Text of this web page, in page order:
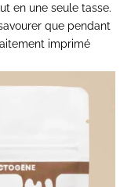
en une seule tasse.
que pendant
imprimé